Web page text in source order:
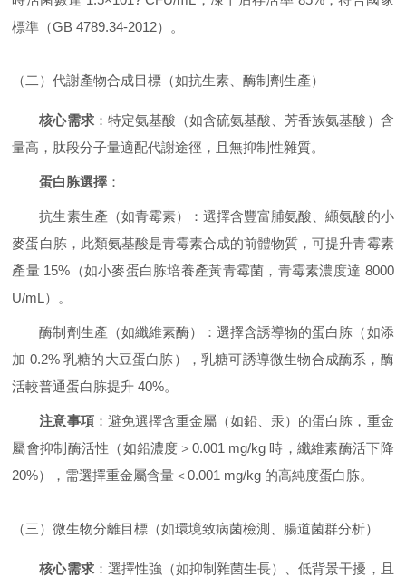
標準（GB 4789.34-2012）。
（二）代謝產物合成目標（如抗生素、酶制劑生產）
核心需求：特定氨基酸（如含硫氨基酸、芳香族氨基酸）含
量高，肽段分子量適配代謝途徑，且無抑制性雜質。
蛋白胨選擇 ：
抗生素生產（如青霉素）：選擇含豐富脯氨酸、纈氨酸的小
麥蛋白胨，此類氨基酸是青霉素合成的前體物質，可提升青霉素
產量 15%（如小麥蛋白胨培養產黃青霉菌，青霉素濃度達 8000
U/mL）。
酶制劑生產（如纖維素酶）：選擇含誘導物的蛋白胨（如添
加 0.2% 乳糖的大豆蛋白胨），乳糖可誘導微生物合成酶系，酶
活較普通蛋白胨提升 40%。
注意事項：避免選擇含重金屬（如鉛、汞）的蛋白胨，重金
屬會抑制酶活性（如鉛濃度＞0.001 mg/kg 時，纖維素酶活下降
20%），需選擇重金屬含量＜0.001 mg/kg 的高純度蛋白胨。
（三）微生物分離目標（如環境致病菌檢測、腸道菌群分析）
核心需求：選擇性強（如抑制雜菌生長）、低背景干擾，且